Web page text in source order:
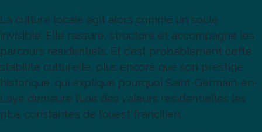
La culture locale agit alors comme un socle
invisible. Elle rassure, structure et accompagne les
parcours résidentiels. Et c’est probablement cette
stabilité culturelle, plus encore que son prestige
historique, qui explique pourquoi Saint-Germain-en-
Laye demeure l’une des valeurs résidentielles les
plus constantes de l’ouest francilien.